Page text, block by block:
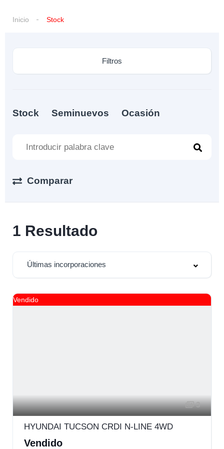
Inicio Stock
Filtros
Stock Seminuevos Ocasión
Comparar
1 Resultado
Últimas incorporaciones
Vendido
3
HYUNDAI TUCSON CRDI N-LINE 4WD
Vendido